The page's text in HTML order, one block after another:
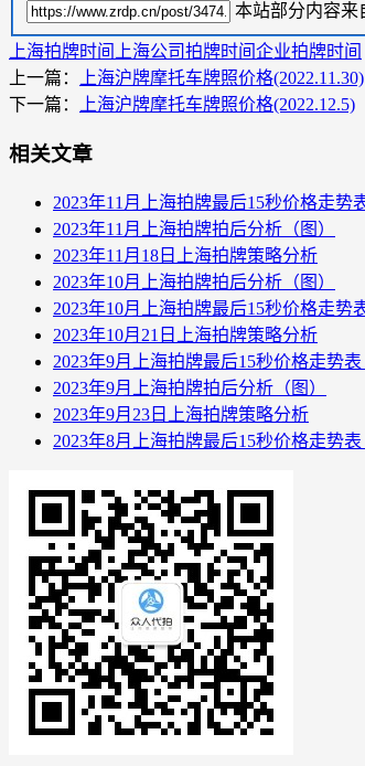
本站部分内容来
上海拍牌时间 上海公司拍牌时间 企业拍牌时间
上一篇： 上海沪牌摩托车牌照价格(2022.11.30)
下一篇： 上海沪牌摩托车牌照价格(2022.12.5)
相关文章
2023年11月上海拍牌最后15秒价格走势
2023年11月上海拍牌拍后分析（图）
2023年11月18日上海拍牌策略分析
2023年10月上海拍牌拍后分析（图）
2023年10月上海拍牌最后15秒价格走势
2023年10月21日上海拍牌策略分析
2023年9月上海拍牌最后15秒价格走势表
2023年9月上海拍牌拍后分析（图）
2023年9月23日上海拍牌策略分析
2023年8月上海拍牌最后15秒价格走势表